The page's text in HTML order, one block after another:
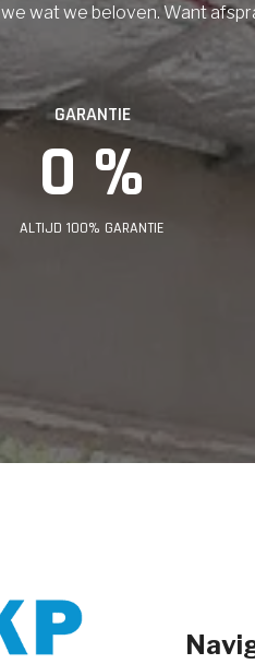
we wat we beloven. Want
GARANTIE
0 %
ALTIJD 100% GARANTIE